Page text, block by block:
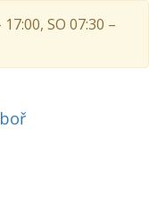
SO 07:30 –